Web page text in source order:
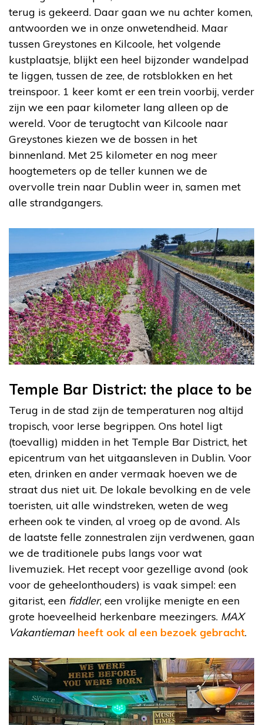
terug is gekeerd. Daar gaan we nu achter komen,
antwoorden we in onze onwetendheid. Maar
tussen Greystones en Kilcoole, het volgende
kustplaatsje, blijkt een heel bijzonder wandelpad
te liggen, tussen de zee, de rotsblokken en het
treinspoor. 1 keer komt er een trein voorbij, verder
zijn we een paar kilometer lang alleen op de
wereld. Voor de terugtocht van Kilcoole naar
Greystones kiezen we de bossen in het
binnenland. Met 25 kilometer en nog meer
hoogtemeters op de teller kunnen we de
overvolle trein naar Dublin weer in, samen met
alle strandgangers.
Temple Bar District: the place to be
Terug in de stad zijn de temperaturen nog altijd
tropisch, voor Ierse begrippen. Ons hotel ligt
(toevallig) midden in het Temple Bar District, het
epicentrum van het uitgaansleven in Dublin. Voor
eten, drinken en ander vermaak hoeven we de
straat dus niet uit. De lokale bevolking en de vele
toeristen, uit alle windstreken, weten de weg
erheen ook te vinden, al vroeg op de avond. Als
de laatste felle zonnestralen zijn verdwenen, gaan
we de traditionele pubs langs voor wat
livemuziek. Het recept voor gezellige avond (ook
voor de geheelonthouders) is vaak simpel: een
gitarist, een fiddler, een vrolijke menigte en een
grote hoeveelheid herkenbare meezingers. MAX
Vakantieman heeft ook al een bezoek gebracht.